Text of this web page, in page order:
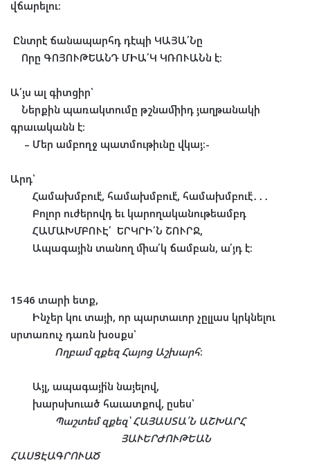
վճարելու։
Ընտրէ ճանապարհդ դէպի ԿԱՅԱ՛Նը
Որը ԳՈՅՈՒԹԵԱՆԴ ՄԻԱ՛Կ ԿՌՈՒԱՆն է։
Ա՛յս ալ գիտցիր՝
Ներքին պառակտումը թշնամիիդ յաղթանակի
գրաւականն է:
– Մեր ամբողջ պատմութիւնը վկայ։-
Արդ՝
Համախմբուէ՛, համախմբուէ՛, համախմբուէ՛․․․
Բոլոր ուժերովդ եւ կարողականութեամբդ
ՀԱՄԱԽՄԲՈՒԷ՛ ԵՐԿՐԻ՛Ն ՇՈՒՐՋ,
Ապագային տանող միա՛կ ճամբան, ա՛յդ է։
1546 տարի ետք,
Ինչեր կու տայի, որ պարտաւոր չըլլաս կրկնելու
սրտառուչ դառն խօսքս՝
Ողբամ զքեզ Հայոց Աշխարհ։
Այլ, ապագայի՛ն նայելով,
խարսխուած հաւատքով, ըսես՝
Պաշտեմ զքեզ՝ ՀԱՅԱՍՏԱ՛Ն ԱՇԽԱՐՀ
ՅԱՒԵՐԺՈՒԹԵԱՆ
ՀԱՍՑԷԱԳՐՈՒԱԾ